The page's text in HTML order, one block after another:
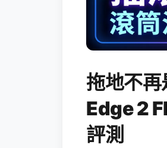
拖地不
Edge 2
評測